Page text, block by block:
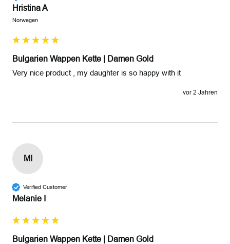
Hristina A
Norwegen
Bulgarien Wappen Kette | Damen Gold
Very nice product , my daughter is so happy with it
vor 2 Jahren
MI
Verified Customer
Melanie I
Bulgarien Wappen Kette | Damen Gold